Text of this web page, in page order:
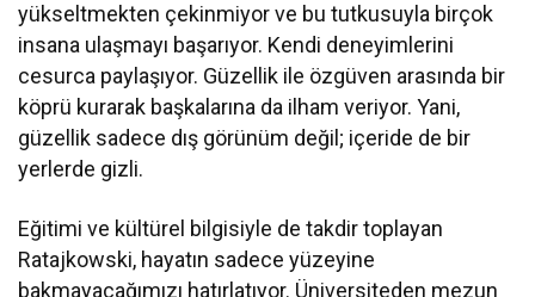
yükseltmekten çekinmiyor ve bu tutkusuyla birçok
insana ulaşmayı başarıyor. Kendi deneyimlerini
cesurca paylaşıyor. Güzellik ile özgüven arasında bir
köprü kurarak başkalarına da ilham veriyor. Yani,
güzellik sadece dış görünüm değil; içeride de bir
yerlerde gizli.
Eğitimi ve kültürel bilgisiyle de takdir toplayan
Ratajkowski, hayatın sadece yüzeyine
bakmayacağımızı hatırlatıyor. Üniversiteden mezun